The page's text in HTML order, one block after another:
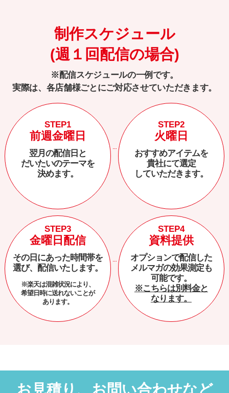
制作スケジュール
(週１回配信の場合)
※配信スケジュールの一例です。
実際は、各店舗様ごとにご対応させていただきます。
STEP1
前週金曜日
翌月の配信日と
だいたいのテーマを
決めます。
STEP2
火曜日
おすすめアイテムを
貴社にて選定
していただきます。
STEP3
金曜日配信
その日にあった時間帯を
選び、配信いたします。
※楽天は混雑状況により、
希望日時に送れないことが
あります。
STEP4
資料提供
オプションで配信した
メルマガの効果測定も
可能です。
※こちらは別料金と
なります。
お見積り、お問い合わせなど